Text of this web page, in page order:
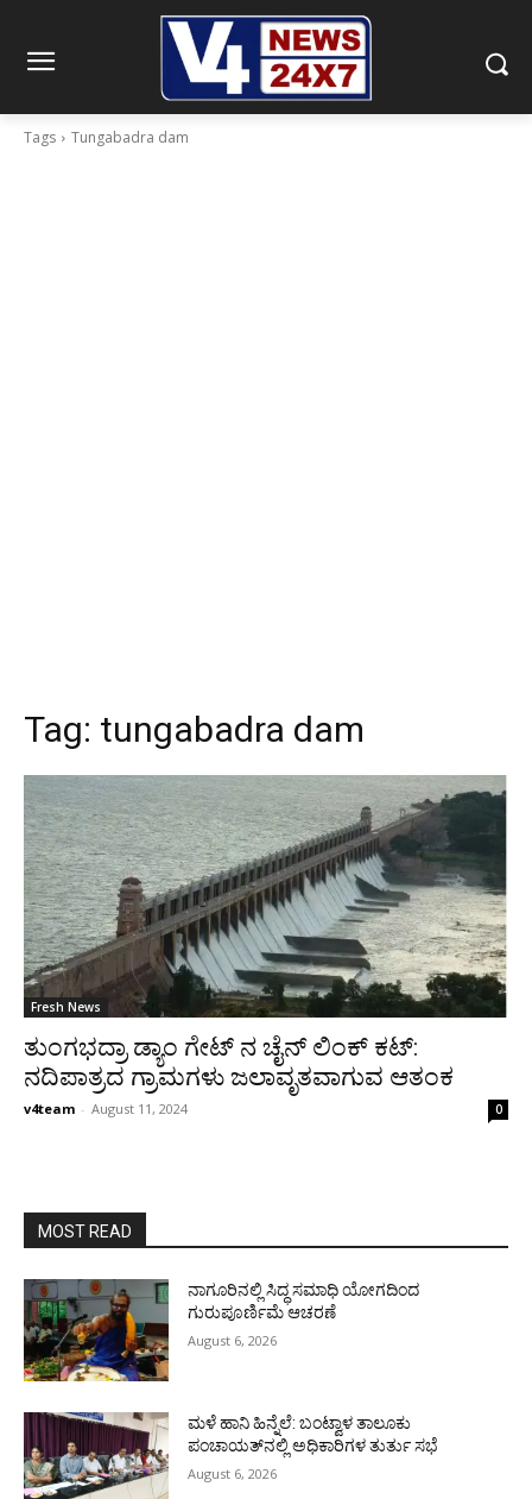
Tags Tungabadra dam
Tag: tungabadra dam
Fresh News
ತುಂಗಭದ್ರಾ ಡ್ಯಾಂ ಗೇಟ್‌ ನ ಚೈನ್ ಲಿಂಕ್ ಕಟ್:
ನದಿಪಾತ್ರದ ಗ್ರಾಮಗಳು ಜಲಾವೃತವಾಗುವ ಆತಂಕ
v4team - August 11, 2024 0
MOST READ
ನಾಗೂರಿನಲ್ಲಿ ಸಿದ್ಧ ಸಮಾಧಿ ಯೋಗದಿಂದ
ಗುರುಪೂರ್ಣಿಮೆ ಆಚರಣೆ
August 6, 2026
ಮಳೆ ಹಾನಿ ಹಿನ್ನೆಲೆ: ಬಂಟ್ವಾಳ ತಾಲೂಕು
ಪಂಚಾಯತ್‌ನಲ್ಲಿ ಅಧಿಕಾರಿಗಳ ತುರ್ತು ಸಭೆ
August 6, 2026